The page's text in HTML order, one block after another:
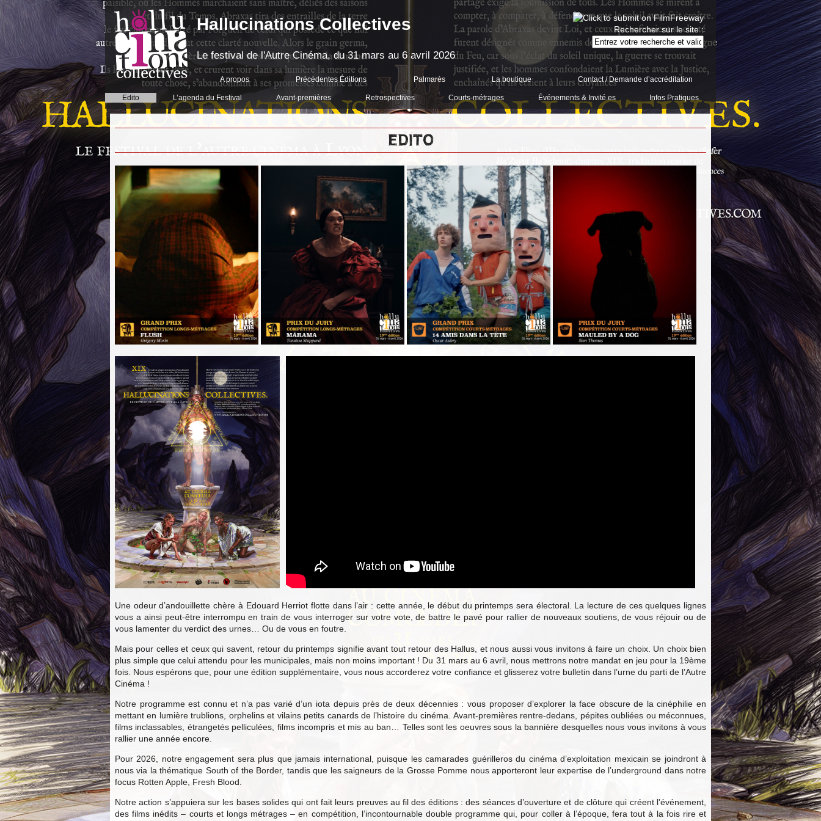
Rechercher sur le site :
Hallucinations Collectives
Le festival de l'Autre Cinéma, du 31 mars au 6 avril 2026
A propos Précédentes Éditions Palmarès La boutique Contact / Demande d’accréditation
Edito L’agenda du Festival Avant-premières Retrospectives Courts-métrages Événements & Invité.es Infos Pratiques
EDITO
Une odeur d’andouillette chère à Edouard Herriot flotte dans l’air : cette année, le début du printemps sera électoral. La lecture de ces quelques lignes
vous a ainsi peut-être interrompu en train de vous interroger sur votre vote, de battre le pavé pour rallier de nouveaux soutiens, de vous réjouir ou de
vous lamenter du verdict des urnes… Ou de vous en foutre.
Mais pour celles et ceux qui savent, retour du printemps signifie avant tout retour des Hallus, et nous aussi vous invitons à faire un choix. Un choix bien
plus simple que celui attendu pour les municipales, mais non moins important ! Du 31 mars au 6 avril, nous mettrons notre mandat en jeu pour la 19ème
fois. Nous espérons que, pour une édition supplémentaire, vous nous accorderez votre confiance et glisserez votre bulletin dans l’urne du parti de l’Autre
Cinéma !
Notre programme est connu et n’a pas varié d’un iota depuis près de deux décennies : vous proposer d’explorer la face obscure de la cinéphilie en
mettant en lumière trublions, orphelins et vilains petits canards de l’histoire du cinéma. Avant-premières rentre-dedans, pépites oubliées ou méconnues,
films inclassables, étrangetés pelliculées, films incompris et mis au ban… Telles sont les oeuvres sous la bannière desquelles nous vous invitons à vous
rallier une année encore.
Pour 2026, notre engagement sera plus que jamais international, puisque les camarades guérilleros du cinéma d’exploitation mexicain se joindront à
nous via la thématique South of the Border, tandis que les saigneurs de la Grosse Pomme nous apporteront leur expertise de l’underground dans notre
focus Rotten Apple, Fresh Blood.
Notre action s’appuiera sur les bases solides qui ont fait leurs preuves au fil des éditions : des séances d’ouverture et de clôture qui créent l’événement,
des films inédits – courts et longs métrages – en compétition, l’incontournable double programme qui, pour coller à l’époque, fera tout à la fois rire et